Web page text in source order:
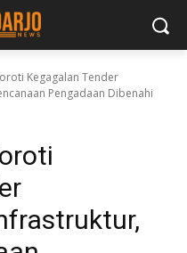
Kegagalan Tender
Pengadaan Dibenahi